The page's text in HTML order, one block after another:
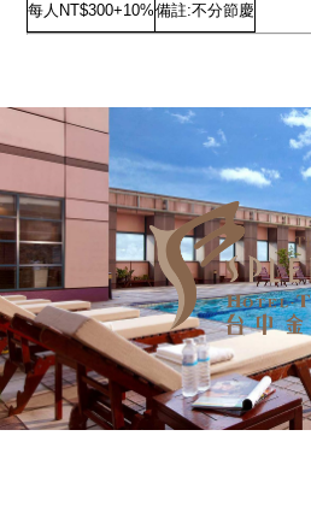
每人NT$300+10%備註:不分節慶